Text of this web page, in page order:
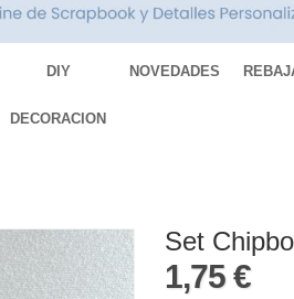
DIY
DECORACION
NOVEDADES
Set
1,75 €